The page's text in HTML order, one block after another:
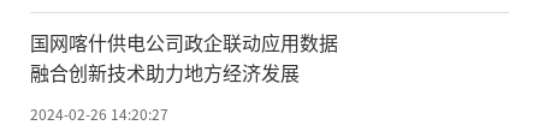
国网喀什供电公司政企联动应用数据
融合创新技术助力地方经济发展
2024-02-26 14:20:27